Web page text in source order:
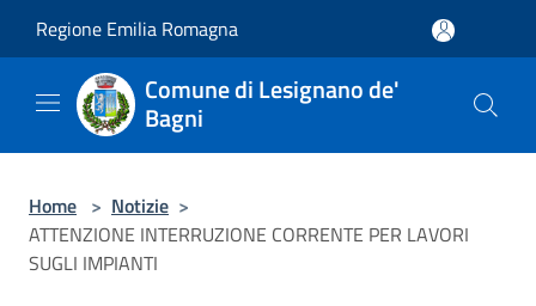
Regione Emilia Romagna
Comune di Lesignano de'
Bagni
Home > Notizie >
ATTENZIONE INTERRUZIONE CORRENTE PER LAVORI
SUGLI IMPIANTI